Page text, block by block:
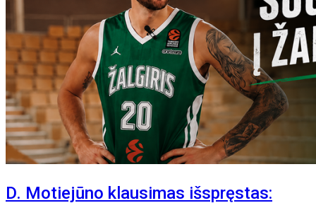
D. Motiejūno klausimas išspręstas: